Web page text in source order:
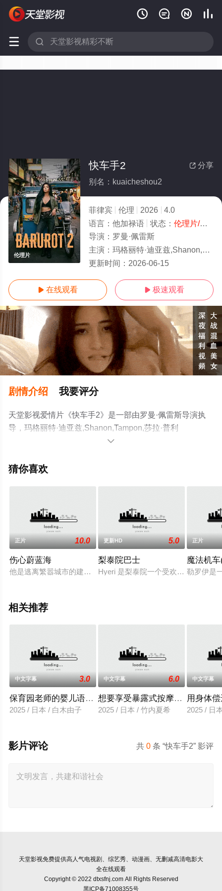
   
 
伦理片
 分享
快车手2
别名：kuaicheshou2
菲律宾 伦理 2026
4.0
语言： 他加禄语 状态： 伦理片/高清
导演： 罗曼·佩雷斯
主演： 玛格丽特·迪亚兹,Shanon,Tampon,莎拉·普利多,Victoria,Nash,埃尔罗
更新时间： 2026-06-15
 在线观看  极速观看
剧情介绍 我要评分
天堂影视爱情片《快车手2》是一部由罗曼·佩雷斯导演执
导，玛格丽特·迪亚兹,Shanon,Tampon,莎拉·普利
多,Victoria,Nash,埃尔罗·卡梅罗,JC,Tan等明星演员精彩演
全就上天堂电影网，更多剧情信息可移步至豆瓣电影、电

猜你喜欢
正片 10.0
伤心蔚蓝海
他是逃离繁嚣城市的建筑师，她是躲在乡间旅社的小女仆，害羞
更新HD 5.0
梨泰院巴士
Hyeri 是梨泰院一个受欢迎的夜总会
正片
魔法机
勒罗伊是
相关推荐
中文字幕 3.0
保育园老师的婴儿语让人超兴奋
2025 / 日本 / 白木由子
中文字幕 6.0
想要享受暴露式按摩的已婚女子
2025 / 日本 / 竹内夏希
中文字幕
用身体
2025 / 日
共0 条 “快车手2” 影评
影片评论
天堂影视免费提供高人气电视剧、综艺秀、动漫画、无删减高清电影大
全在线观看
Copyright © 2022 dtxsfnj.com All Rights Reserved
黑ICP备71008355号